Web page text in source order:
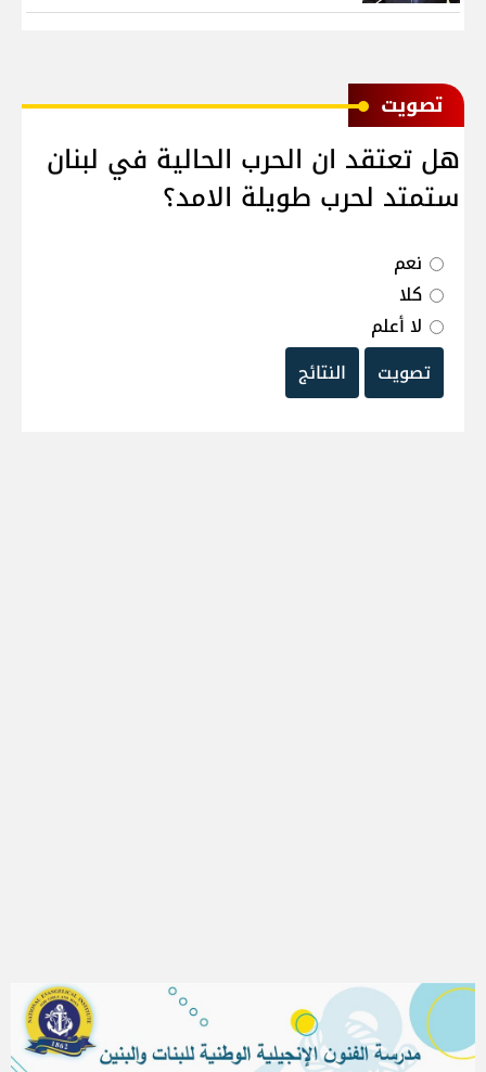
ﺗﺼﻮﻳﺖ
هل تعتقد ان الحرب الحالية في لبنان
ستمتد لحرب طويلة الامد؟
نعم
كلا
لا أعلم
تصويت
النتائج